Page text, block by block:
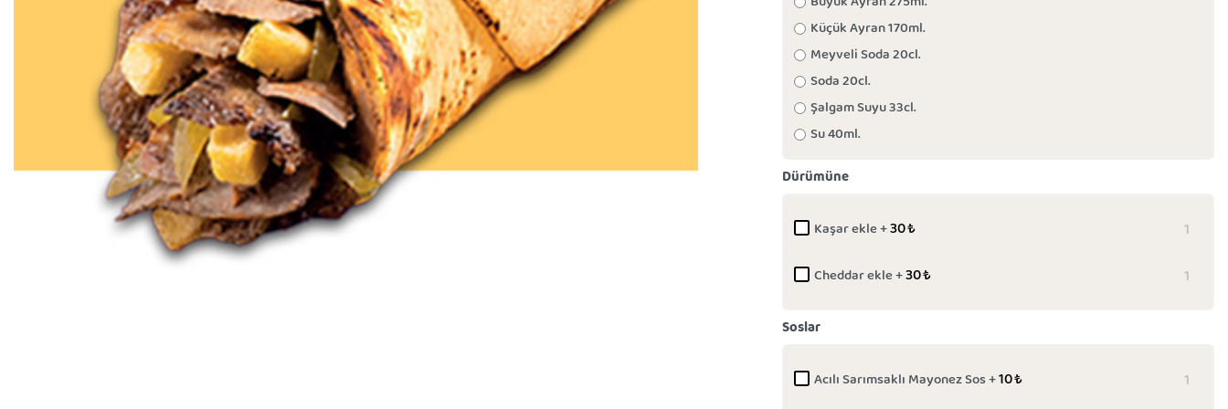
Küçük Ayran 170ml.
Meyveli Soda 20cl.
Soda 20cl.
Şalgam Suyu 33cl.
Su 40ml.
Dürümüne
Kaşar ekle +30₺
Cheddar ekle +30₺
Soslar
Acılı Sarımsaklı Mayonez Sos +10₺